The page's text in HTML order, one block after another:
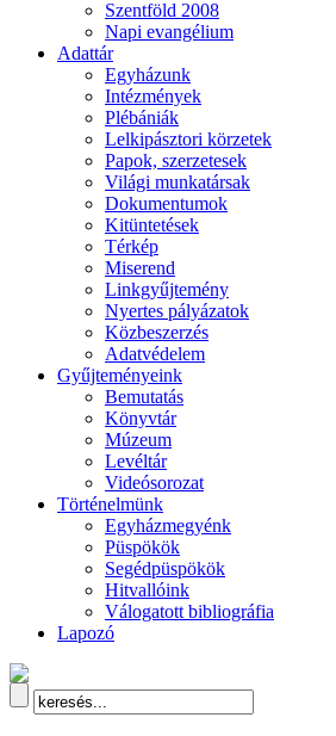
Szentföld 2008
Napi evangélium
Adattár
Egyházunk
Intézmények
Plébániák
Lelkipásztori körzetek
Papok, szerzetesek
Világi munkatársak
Dokumentumok
Kitüntetések
Térkép
Miserend
Linkgyűjtemény
Nyertes pályázatok
Közbeszerzés
Adatvédelem
Gyűjteményeink
Bemutatás
Könyvtár
Múzeum
Levéltár
Videósorozat
Történelmünk
Egyházmegyénk
Püspökök
Segédpüspökök
Hitvallóink
Válogatott bibliográfia
Lapozó